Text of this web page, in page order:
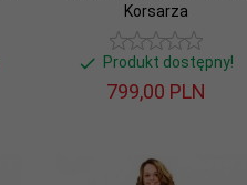
Korsarza
Produkt dostępny!
799,00 PLN